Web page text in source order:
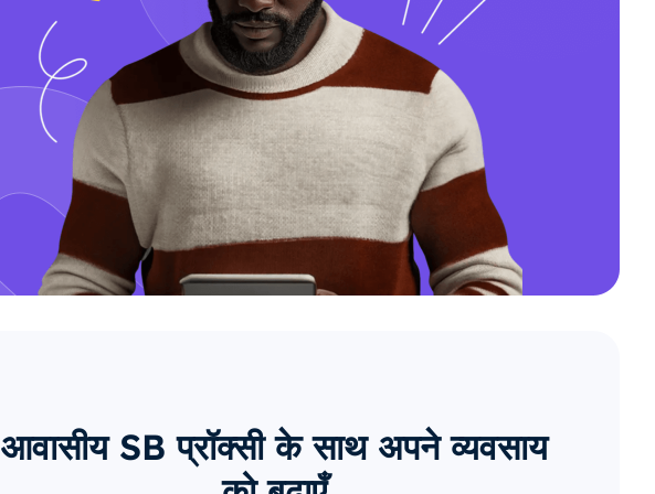
आवासीय SB प्रॉक्सी के साथ अपने व्यवसाय